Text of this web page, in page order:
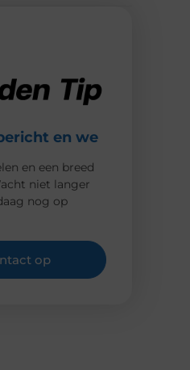
en we
en een breed
niet langer
nog op
op